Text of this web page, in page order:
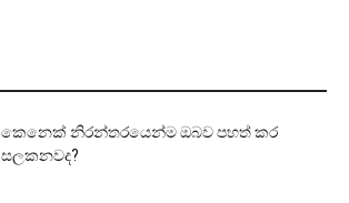
කෙනෙක් නිරන්තරයෙන්ම ඔබව පහත් කර
සලකනවද?